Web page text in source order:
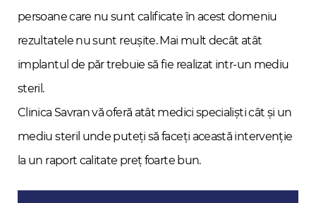
persoane care nu sunt calificate în acest domeniu
rezultatele nu sunt reușite. Mai mult decât atât
implantul de păr trebuie să fie realizat intr-un mediu
steril.
Clinica Savran vă oferă atât medici specialiști cât și un
mediu steril unde puteți să faceți această intervenție
la un raport calitate preț foarte bun.